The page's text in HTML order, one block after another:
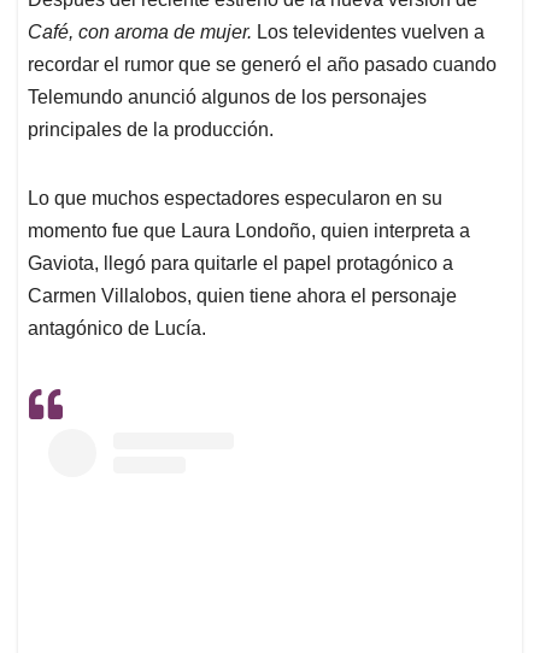
s
A
p
p
b
o
o
k
e
d
I
n
l
a
d
s
Café, con aroma de mujer. Los televidentes vuelven a
recordar el rumor que se generó el año pasado cuando
Telemundo anunció algunos de los personajes
principales de la producción.
Lo que muchos espectadores especularon en su
momento fue que Laura Londoño, quien interpreta a
Gaviota, llegó para quitarle el papel protagónico a
Carmen Villalobos, quien tiene ahora el personaje
antagónico de Lucía.